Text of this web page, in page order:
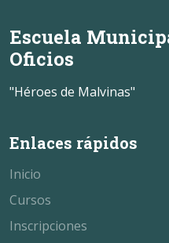
Escuela
Oficios
"Héroes de Malvinas"
Enlaces rápidos
Inicio
Cursos
Inscripciones